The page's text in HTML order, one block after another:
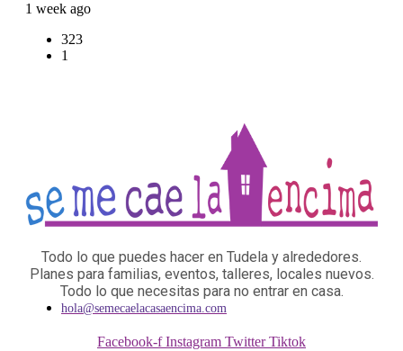
1 week ago
323
1
Todo lo que puedes hacer en Tudela y alrededores.
Planes para familias, eventos, talleres, locales nuevos.
Todo lo que necesitas para no entrar en casa.
hola@semecaelacasaencima.com
Facebook-f Instagram Twitter Tiktok